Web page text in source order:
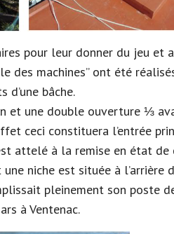
pour leur donner du jeu
machines” ont été
bâche.
et une double ouverture ⅓
ceci constituera l’entrée
attelé à la remise en état
une niche est située à
pleinement son poste
à Ventenac.